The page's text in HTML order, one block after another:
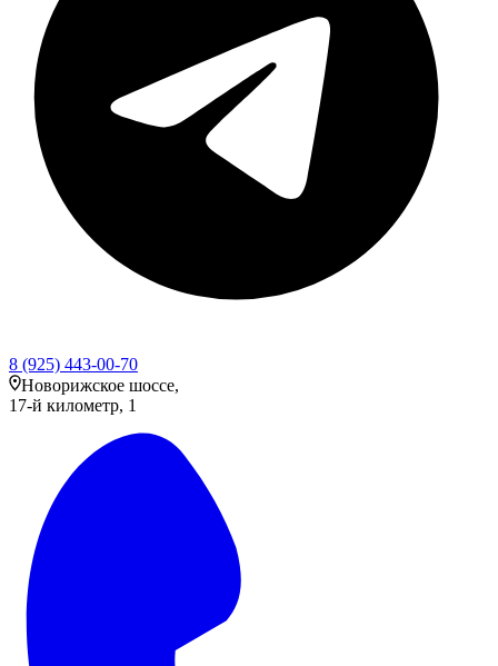
8 (925) 443-00-70
Новорижское шоссе,
17-й километр, 1